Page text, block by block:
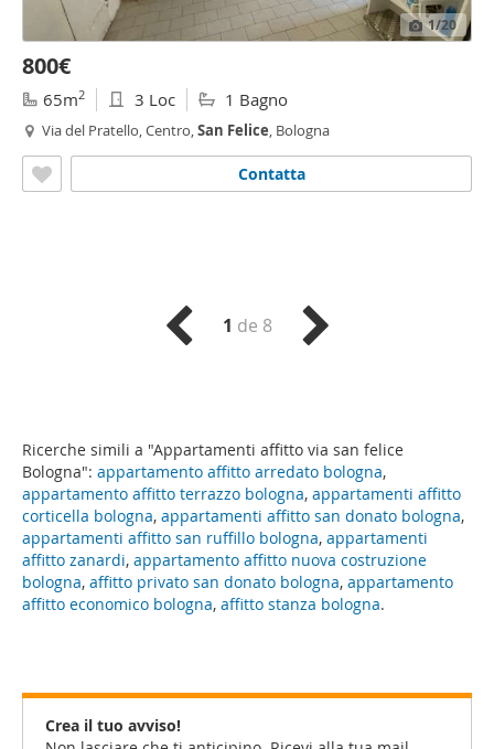
Ricerche simili a "Appartamenti affitto via san felice
Bologna": appartamento affitto arredato bologna,
appartamento affitto terrazzo bologna, appartamenti affitto
corticella bologna, appartamenti affitto san donato bologna,
appartamenti affitto san ruffillo bologna, appartamenti
affitto zanardi, appartamento affitto nuova costruzione
bologna, affitto privato san donato bologna, appartamento
affitto economico bologna, affitto stanza bologna.
1/20
800€
65m2 3 Loc 1 Bagno
Via del Pratello, Centro,San Felice, Bologna
Contatta
1 de 8
Crea il tuo avviso!